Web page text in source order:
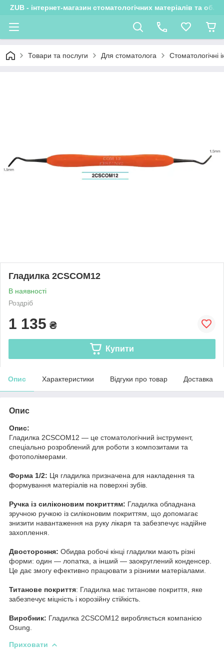
ZUB - інтернет-магазин стоматологічних матеріалів та
Товари та послуги Для стоматолога Стоматологічні
Гладилка 2CSCОМ12
В наявності
Роздріб
1 135 ₴
Купити
Опис Характеристики Відгуки про товар Доставка
Опис
Опис:
Гладилка 2CSCОМ12 — це стоматологічний інструмент,
спеціально розроблений для роботи з композитами та
фотополімерами.
Форма 1/2: Ця гладилка призначена для накладення та
формування матеріалів на поверхні зубів.
Ручка із силіконовим покриттям: Гладилка обладнана
зручною ручкою із силіконовим покриттям, що допомагає
знизити навантаження на руку лікаря та забезпечує надійне
захоплення.
Двостороння: Обидва робочі кінці гладилки мають різні
форми: один — лопатка, а інший — заокруглений конденсер.
Це дає змогу ефективно працювати з різними матеріалами.
Титанове покриття: Гладилка має титанове покриття, яке
забезпечує міцність і корозійну стійкість.
Виробник: Гладилка 2CSCОМ12 виробляється компанією
Osung.
Приховати